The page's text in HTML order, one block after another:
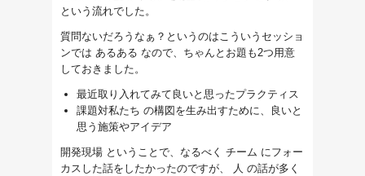
という流れでした。
質問ないだろうなぁ？というのはこういうセッショ
ンでは あるある なので、ちゃんとお題も2つ用意
しておきました。
最近取り入れてみて良いと思ったプラクティス
課題対私たち の構図を生み出すために、良いと
思う施策やアイデア
開発現場 ということで、なるべく チーム にフォー
カスした話をしたかったのですが、
人 の話が多く